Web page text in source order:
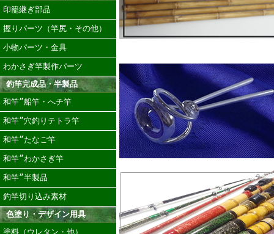
印籠継ぎ部品
握りパーツ（竿尻・その他）
小物パーツ・金具
わかさぎ竿製作パーツ
釣竿完成品・半製品
和竿”船竿・へチ竿
和竿”穴釣りテトラ竿
和竿”たなご竿
和竿”わかさぎ竿
和竿”半製品
釣竿切り込み素材
色塗り・デザイン用具
塗料（ウレタン・他）